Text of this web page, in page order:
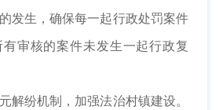
发生，确保每一起行政处罚案件
审核的案件未发生一起行政复
纷机制，加强法治村镇建设。